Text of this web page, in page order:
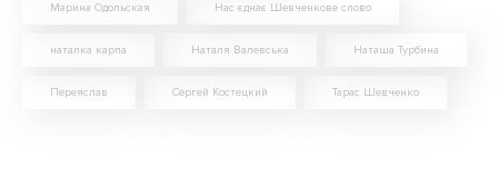
Марина Одольская Нас єднає Шевченкове слово
наталка карпа Наталя Валевська Наташа Турбина
Переяслав Сергей Костецкий Тарас Шевченко